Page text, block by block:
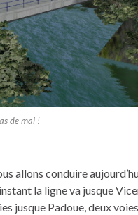
de mal !
allons conduire
la ligne va jusque
jusque Padoue, deux